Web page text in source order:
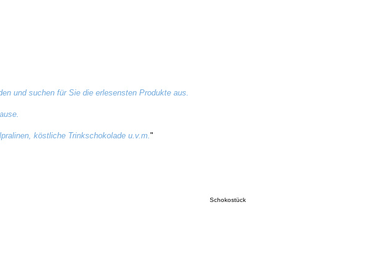
und suchen für Sie die erlesensten Produkte aus.
köstliche Trinkschokolade u.v.m. "
Schokostück